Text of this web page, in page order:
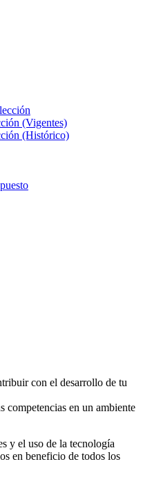
(Vigentes)
(Histórico)
con el desarrollo de tu
competencias en un ambiente
y el uso de la tecnología
en beneficio de todos los